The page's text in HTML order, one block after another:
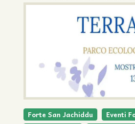
Forte San Jachiddu
Eventi